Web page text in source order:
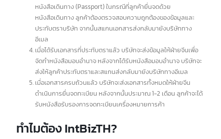
เสนอบริการจดทะเบียนที่ครบวงจรโดยทีมงานมืออาชีพ ซึ่งมี
ความเข้าใจอย่างลึกซึ้งในกระบวนการและกฎระเบียบที่เกี่ยวข้อง
พร้อมให้คำปรึกษาอย่างละเอียดและแนะนำแนวทางที่เหมาะสมแก่
ลูกค้าแต่ละราย
ขั้นตอนการยื่นจดทะเบียน
เครื่องหมายการค้าจีน (Trademark
จีน) กับเรา
ทีมงานจะวิเคราะห์และเสนอหัวข้อการจดทะเบียนเครื่องหมายการค้า